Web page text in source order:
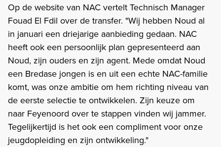
Op de website van NAC vertelt Technisch Manager
Fouad El Fdil over de transfer. "Wij hebben Noud al
in januari een driejarige aanbieding gedaan. NAC
heeft ook een persoonlijk plan gepresenteerd aan
Noud, zijn ouders en zijn agent. Mede omdat Noud
een Bredase jongen is en uit een echte NAC-familie
komt, was onze ambitie om hem richting niveau van
de eerste selectie te ontwikkelen. Zijn keuze om
naar Feyenoord over te stappen vinden wij jammer.
Tegelijkertijd is het ook een compliment voor onze
jeugdopleiding en zijn ontwikkeling."